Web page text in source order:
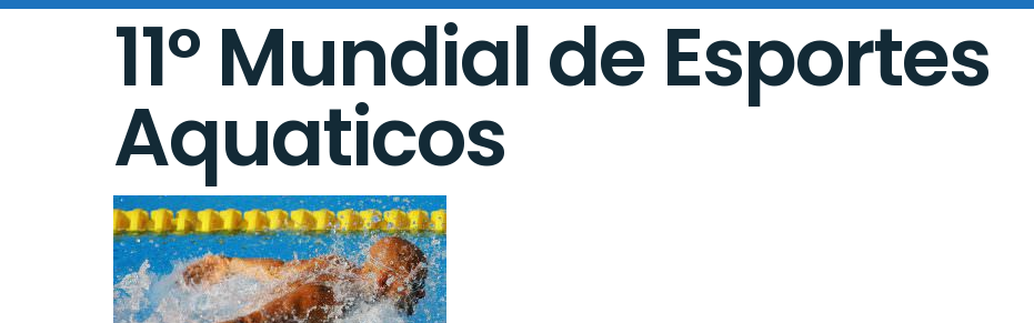
11º Mundial de Esportes
Aquaticos